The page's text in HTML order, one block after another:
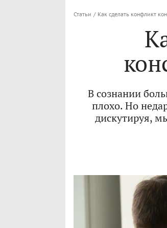
Статьи / Как сделать конфликт
В сознании
плохо. Но
дискутируя,